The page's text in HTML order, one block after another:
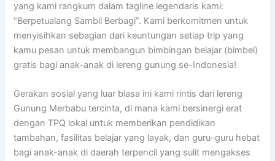
yang kami rangkum dalam tagline legendaris kami:
“Berpetualang Sambil Berbagi”. Kami berkomitmen untuk
menyisihkan sebagian dari keuntungan setiap trip yang
kamu pesan untuk membangun bimbingan belajar (bimbel)
gratis bagi anak-anak di lereng gunung se-Indonesia!
Gerakan sosial yang luar biasa ini kami rintis dari lereng
Gunung Merbabu tercinta, di mana kami bersinergi erat
dengan TPQ lokal untuk memberikan pendidikan
tambahan, fasilitas belajar yang layak, dan guru-guru hebat
bagi anak-anak di daerah terpencil yang sulit mengakses